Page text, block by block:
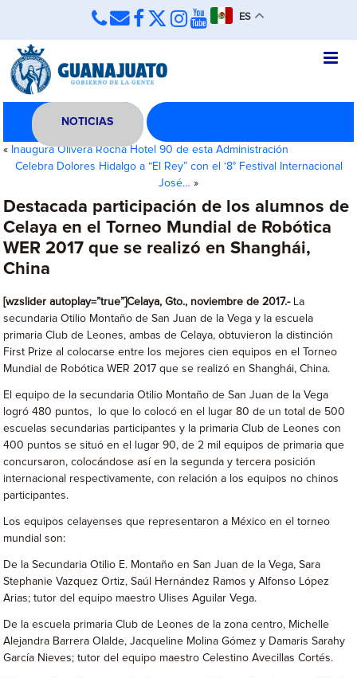
ES
NOTICIAS
« Inaugura Olivera Rocha Hotel 90 de esta Administración
Celebra Dolores Hidalgo a “El Rey” con el ‘8° Festival Internacional
José… »
Destacada participación de los alumnos de
Celaya en el Torneo Mundial de Robótica
WER 2017 que se realizó en Shanghái,
China
[wzslider autoplay=”true”]Celaya, Gto., noviembre de 2017.-La
secundaria Otilio Montaño de San Juan de la Vega y la escuela
primaria Club de Leones, ambas de Celaya, obtuvieron la distinción
First Prize al colocarse entre los mejores cien equipos en el Torneo
Mundial de Robótica WER 2017 que se realizó en Shanghái, China.
El equipo de la secundaria Otilio Montaño de San Juan de la Vega
logró 480 puntos, lo que lo colocó en el lugar 80 de un total de 500
escuelas secundarias participantes y la primaria Club de Leones con
400 puntos se situó en el lugar 90, de 2 mil equipos de primaria que
concursaron, colocándose así en la segunda y tercera posición
internacional respectivamente, con relación a los equipos no chinos
participantes.
Los equipos celayenses que representaron a México en el torneo
mundial son:
De la Secundaria Otilio E. Montaño en San Juan de la Vega, Sara
Stephanie Vazquez Ortiz, Saúl Hernández Ramos y Alfonso López
Arias; tutor del equipo maestro Ulises Aguilar Vega.
De la escuela primaria Club de Leones de la zona centro, Michelle
Alejandra Barrera Olalde, Jacqueline Molina Gómez y Damaris Sarahy
García Nieves; tutor del equipo maestro Celestino Avecillas Cortés.